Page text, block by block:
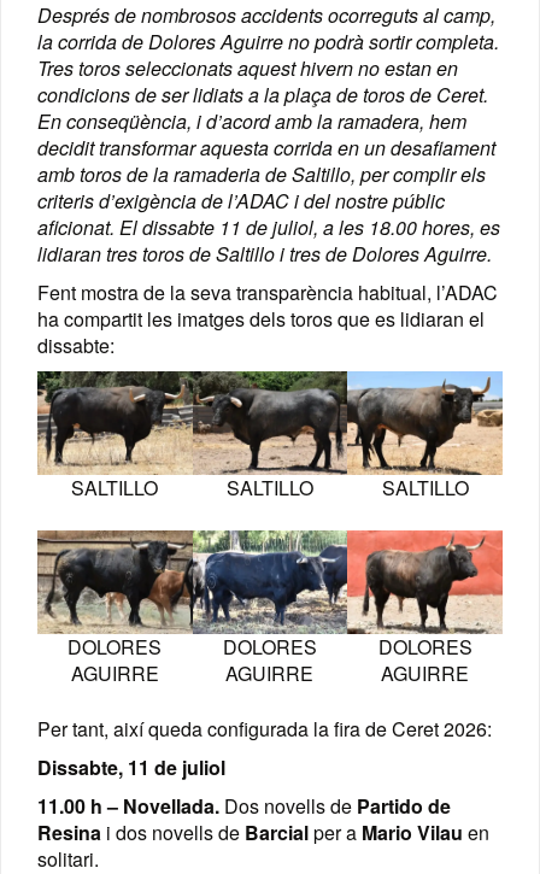
Després de nombrosos accidents ocorreguts al camp,
la corrida de Dolores Aguirre no podrà sortir completa.
Tres toros seleccionats aquest hivern no estan en
condicions de ser lidiats a la plaça de toros de Ceret.
En conseqüència, i d’acord amb la ramadera, hem
decidit transformar aquesta corrida en un desafiament
amb toros de la ramaderia de Saltillo, per complir els
criteris d’exigència de l’ADAC i del nostre públic
aficionat. El dissabte 11 de juliol, a les 18.00 hores, es
lidiaran tres toros de Saltillo i tres de Dolores Aguirre.
Fent mostra de la seva transparència habitual, l’ADAC
ha compartit les imatges dels toros que es lidiaran el
dissabte:
SALTILLO SALTILLO SALTILLO
DOLORES
AGUIRRE
DOLORES
AGUIRRE
DOLORES
AGUIRRE
Per tant, així queda configurada la fira de Ceret 2026:
Dissabte, 11 de juliol
11.00 h – Novellada. Dos novells de Partido de
Resina i dos novells de Barcialper a Mario Vilau en
solitari.